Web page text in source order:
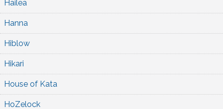
Hailea
Hanna
Hiblow
Hikari
House of Kata
HoZelock